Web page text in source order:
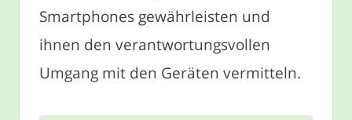
Smartphones gewährleisten und
ihnen den verantwortungsvollen
Umgang mit den Geräten vermitteln.